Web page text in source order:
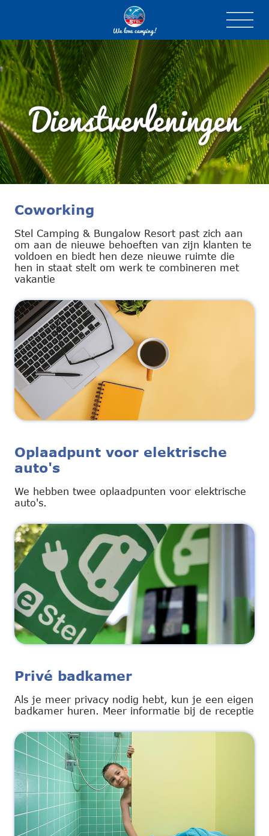
We love camping!
Dienstverleningen
Coworking
Stel Camping & Bungalow Resort past zich aan
om aan de nieuwe behoeften van zijn klanten te
voldoen en biedt hen deze nieuwe ruimte die
hen in staat stelt om werk te combineren met
vakantie
Oplaadpunt voor elektrische
auto's
We hebben twee oplaadpunten voor elektrische
auto's.
Privé badkamer
Als je meer privacy nodig hebt, kun je een eigen
badkamer huren. Meer informatie bij de receptie